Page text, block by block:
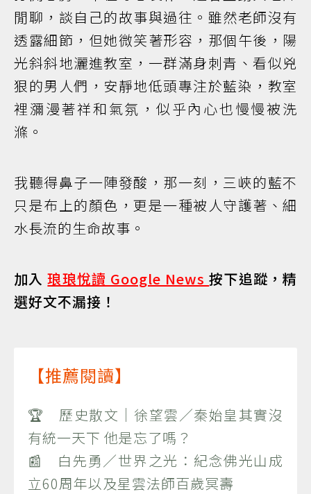
閒聊，談自己的故事與過往。雖然老師沒有
透露細節，但她微笑著形容，那個午後，陽
光斜斜地灑進教室，一群滿身刺青、看似兇
狠的男人們，安靜地低頭專注於藍染，教室
裡瀰漫著祥和氣氛，似乎內心也慢慢被洗
滌。
我聽得鼻子一陣發酸，那一刻，三峽的藍不
只是布上的顏色，更是一種被人守護著、細
水長流的生命故事。
加入琅琅悅讀 Google News按下追蹤，精
選好文不漏接！
【推薦閱讀】
🏆 歷史散文｜徐望雲／秦始皇其實沒
有統一天下 他是忘了嗎？
📰 白先勇／世界之光：紀念佛光山成
立60周年以及星雲法師百歲冥壽